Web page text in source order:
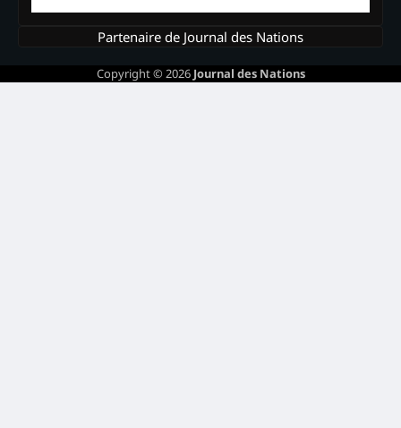
Partenaire de Journal des Nations
Copyright © 2026 Journal des Nations